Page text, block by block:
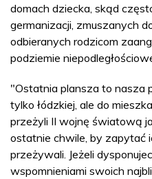
domach dziecka, skąd
germanizacji, zmuszanych
odbieranych rodzicom
podziemie
"Ostatnia plansza to nasza
tylko łódzkiej, ale do
przeżyli II wojnę światową
ostatnie chwile, by zapytać
przeżywali. Jeżeli
wspomnieniami swoich